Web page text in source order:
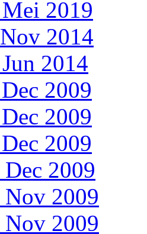
2019
2014
2014
2009
2009
2009
2009
2009
2009